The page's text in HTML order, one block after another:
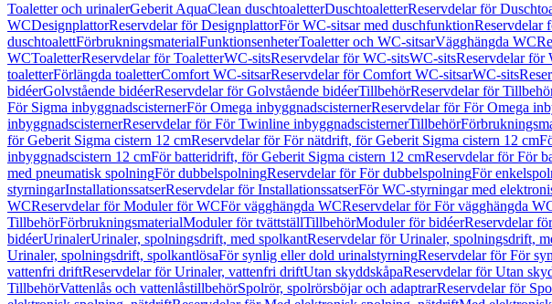
Toaletter och urinalerGeberit AquaClean duschtoaletterDuschtoaletterReservdelar för
WCDesignplattorReservdelar för DesignplattorFör WC-sitsar med duschfunktionReservdelar
duschtoalettFörbrukningsmaterialFunktionsenheterToaletter och WC-sitsarVägghängda WC
WCToaletterReservdelar för ToaletterWC-sitsReservdelar för WC-sitsWC-sitsReservdelar för
toaletterFörlängda toaletterComfort WC-sitsarReservdelar för Comfort WC-sitsarWC-sits
bidéerGolvstående bidéerReservdelar för Golvstående bidéerTillbehörReservdelar för
För Sigma inbyggnadscisternerFör Omega inbyggnadscisternerReservdelar för För Omega
inbyggnadscisternerReservdelar för För Twinline inbyggnadscisternerTillbehör
för Geberit Sigma cistern 12 cmReservdelar för För nätdrift, för Geberit Sigma cistern 12 cm
inbyggnadscistern 12 cmFör batteridrift, för Geberit Sigma cistern 12 cmReservdelar för För
med pneumatisk spolningFör dubbelspolningReservdelar för För dubbelspolningFör
styrningarInstallationssatserReservdelar för InstallationssatserFör WC-styrningar med
WCReservdelar för Moduler för WCFör vägghängda WCReservdelar för För vägghängda
TillbehörFörbrukningsmaterialModuler för tvättställTillbehörModuler för bidéerReservdelar
bidéerUrinalerUrinaler, spolningsdrift, med spolkantReservdelar för Urinaler, spolningsdrift,
Urinaler, spolningsdrift, spolkantlösaFör synlig eller dold urinalstyrningReservdelar för För
vattenfri driftReservdelar för Urinaler, vattenfri driftUtan skyddskåpaReservdelar för Utan
TillbehörVattenlås och vattenlåstillbehörSpolrör, spolrörsböjar och adaptrarReservdelar för